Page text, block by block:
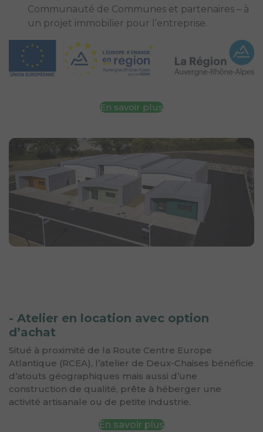
Communauté de Communes et partenaires – à
un projet immobilier pour l’entreprise.
En savoir plus
- Atelier en location avec option
d’achat
Situé à proximité de la Route Centre Europe
Atlantique (RCEA), l’atelier de Deux-Chaises bénéficie
d’atouts géographiques mais aussi d’une
construction de qualité, prête à héberger une
activité artisanale ou de petite industrie.
En savoir plus